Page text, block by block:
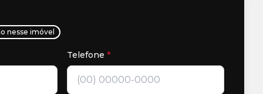
nesse imóvel
Telefone *